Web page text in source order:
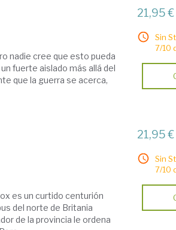
nadie cree que esto pueda
fuerte aislado más allá del
que la guerra se acerca,
21,95 €
Sin
7/10
es un curtido centurión
del norte de Britania
de la provincia le ordena
21,95 €
Sin
7/10